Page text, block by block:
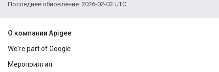
Последнее обновление: 2026-02-03 UTC.
О компании Apigee
We're part of Google
Мероприятия